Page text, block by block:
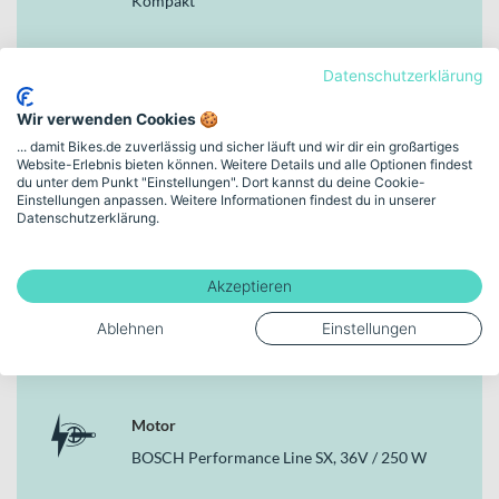
Display sorgt für eine harmonische, moderne E‑Bike-Erfahrung.
Deine Vorteile
Leichter Carbonrahmen mit Original i:SY Carbon Starrgabel
BOSCH Performance Line SX, 36V / 250 W Motor für
dynamische Unterstützung
BOSCH PowerPack 545 Akku mit 545 Wh für
alltagstaugliche Reichweite
Hydraulische 4 Kolben Scheibenbremse Tektro HD-T532
vorne
FUXON Lichtanlage mit 100 Lux Frontlicht und
Zulässiges Gesamtgewicht von 150 kg bei einem Bikegewicht
Warum dieses Bike in der Kategorie E‑Kompakträder
Rahmenhöhe
47 cm | (20")
Nabenschaltung
Bremsen
Motor
BOSCH Performance Line SX, 36V / 250 W
Datenschutzerklärung
Wir verwenden Cookies 🍪
... damit Bikes.de zuverlässig und sicher läuft und wir dir ein großartiges
Website-Erlebnis bieten können. Weitere Details und alle Optionen findest
du unter dem Punkt "Einstellungen". Dort kannst du deine Cookie-
Einstellungen anpassen. Weitere Informationen findest du in unserer
Datenschutzerklärung.
Akzeptieren
Ablehnen Einstellungen